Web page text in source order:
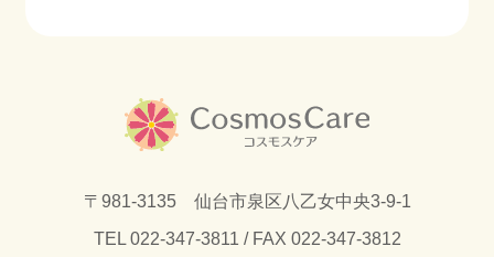
〒981-3135 仙台市泉区八乙女中央3-9-1
TEL 022-347-3811 / FAX 022-347-3812